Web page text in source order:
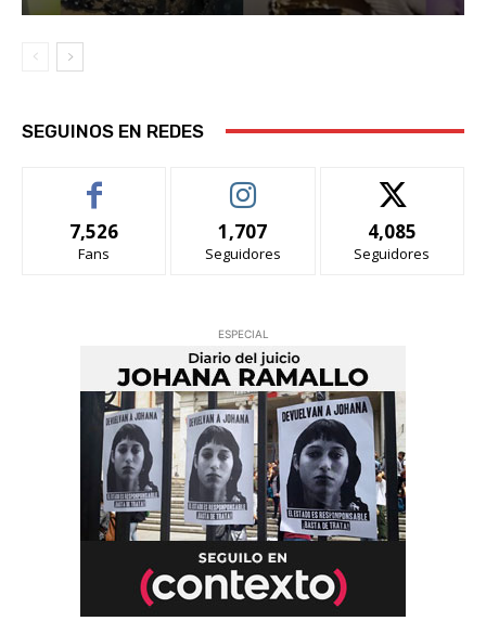
SEGUINOS EN REDES
7,526
Fans
1,707
Seguidores
4,085
Seguidores
ESPECIAL